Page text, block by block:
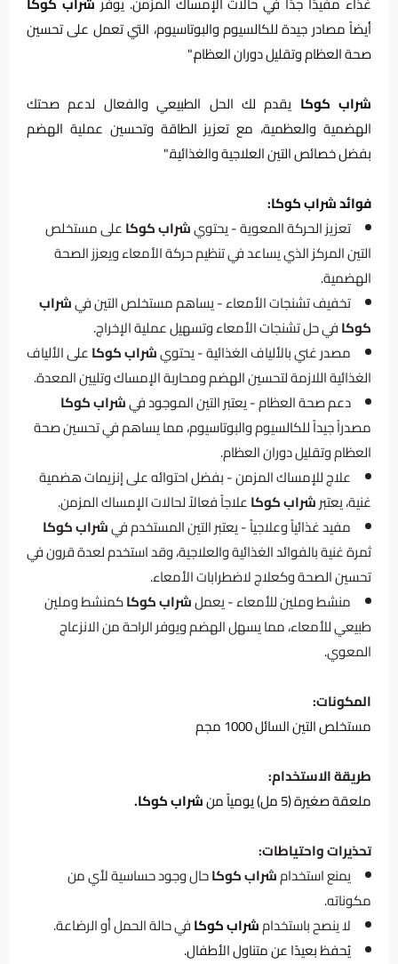
أيضاً مصادر جيدة للكالسيوم والبوتاسيوم، التي تعمل على تحسين
صحة العظام وتقليل دوران العظام."
شراب كوكا يقدم لك الحل الطبيعي والفعال لدعم صحتك
الهضمية والعظمية، مع تعزيز الطاقة وتحسين عملية الهضم
بفضل خصائص التين العلاجية والغذائية."
فوائد شراب كوكا:
تعزيز الحركة المعوية - يحتويشراب كوكاعلى مستخلص
التين المركز الذي يساعد في تنظيم حركة الأمعاء ويعزز الصحة
الهضمية.
تخفيف تشنجات الأمعاء - يساهم مستخلص التين فيشراب
كوكافي حل تشنجات الأمعاء وتسهيل عملية الإخراج.
مصدر غني بالألياف الغذائية - يحتويشراب كوكاعلى الألياف
الغذائية اللازمة لتحسين الهضم ومحاربة الإمساك وتليين المعدة.
دعم صحة العظام - يعتبر التين الموجود فيشراب كوكا
مصدراً جيداً للكالسيوم والبوتاسيوم، مما يساهم في تحسين صحة
العظام وتقليل دوران العظام.
علاج للإمساك المزمن - بفضل احتوائه على إنزيمات هضمية
غنية، يعتبرشراب كوكاعلاجاً فعالاً لحالات الإمساك المزمن.
مفيد غذائياً وعلاجياً - يعتبر التين المستخدم فيشراب كوكا
ثمرة غنية بالفوائد الغذائية والعلاجية، وقد استخدم لعدة قرون في
تحسين الصحة وكعلاج لاضطرابات الأمعاء.
منشط وملين للأمعاء - يعملشراب كوكاكمنشط وملين
طبيعي للأمعاء، مما يسهل الهضم ويوفر الراحة من الانزعاج
المعوي.
المكونات:
مستخلص التين السائل 1000 مجم
طريقة الاستخدام:
ملعقة صغيرة (5 مل) يومياً من
شراب كوكا.
تحذيرات واحتياطات:
يمنع استخدامشراب كوكاحال وجود حساسية لأي من
مكوناته.
لا ينصح باستخدامشراب كوكافي حالة الحمل أو الرضاعة.
يُحفظ بعيدًا عن متناول الأطفال.